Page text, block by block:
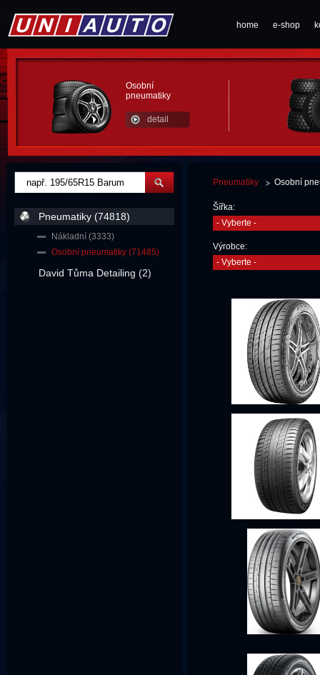
home e-shop
Osobní
pneumatiky
detail
Pneumatiky Osobní
Šířka:
- Vyberte -
Výrobce:
- Vyberte -
Pneumatiky (74818)
Nákladní (3333)
Osobní pneumatiky (71485)
David Tůma Detailing (2)